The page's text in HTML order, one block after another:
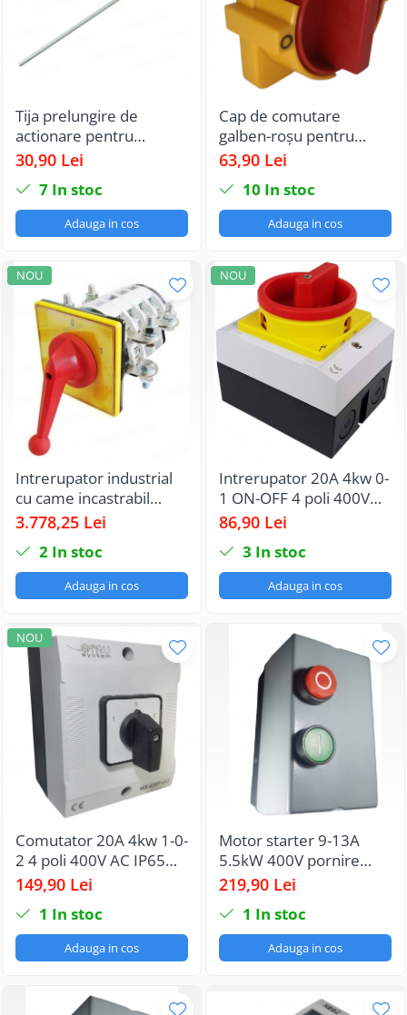
Tija prelungire de
actionare pentru
intrerupatoare
30,90 Lei
7 In stoc
Adauga in cos
Cap de comutare
galben-roșu pentru
intrerupatoare
63,90 Lei
10 In stoc
Adauga in cos
NOU
Intrerupator industrial
cu came incastrabil
Koncar ON-OFF 3P 400A
galbena de urgenta
132x132mm si maner
rosu
3.778,25 Lei
2 In stoc
Adauga in cos
NOU
Intrerupator 20A 4kw 0-
1 ON-OFF 4 poli 400V
AC IP65 industrial
86,90 Lei
3 In stoc
Adauga in cos
NOU
Comutator 20A 4kw 1-0-
2 4 poli 400V AC IP65
industrial aplicat casetat
149,90 Lei
1 In stoc
Adauga in cos
Motor starter 9-13A
5.5kW 400V pornire
motor echipat cu
IP65
219,90 Lei
1 In stoc
Adauga in cos